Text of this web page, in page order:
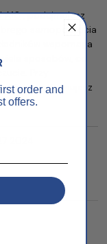
A10, podejmujesz
samopoczucia
wspomaga
sposobów, co
Przy
że podejmujesz
serca.
order and
offers.